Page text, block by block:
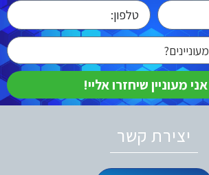
מעוניין שיחזרו אליי!
יצירת קשר